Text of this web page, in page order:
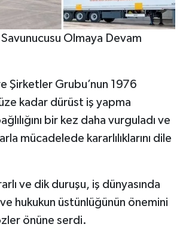
Olmaya Devam
Şirketler Grubu’nun 1976
kadar dürüst iş yapma
bir kez daha vurguladı ve
mücadelede kararlılıklarını dile
ve dik duruşu, iş dünyasında
hukukun üstünlüğünün önemini
önüne serdi.